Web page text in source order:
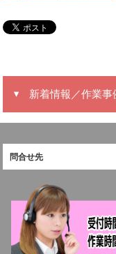
新着情報／作業事
問合せ先